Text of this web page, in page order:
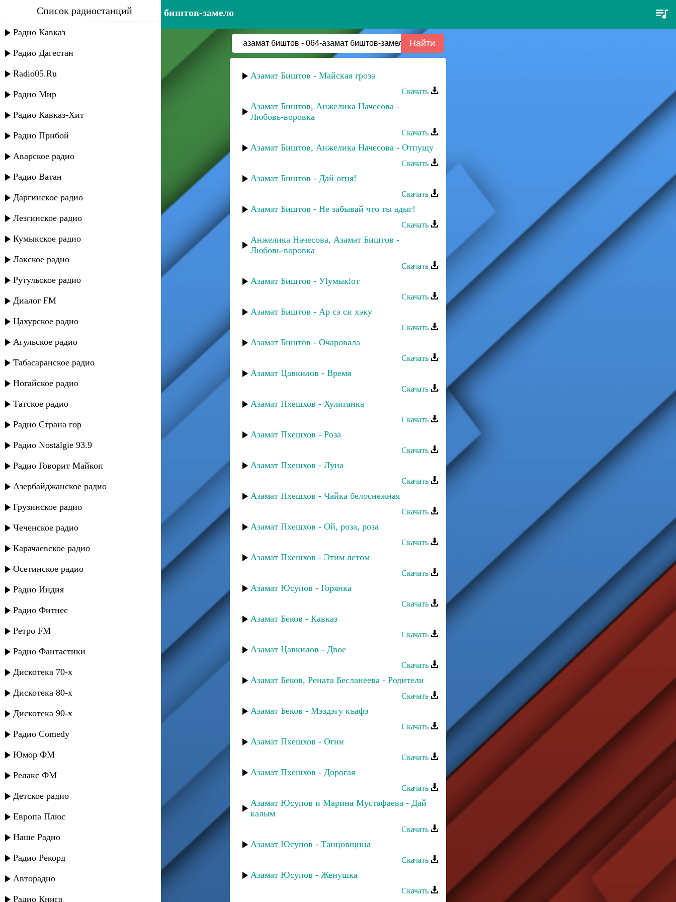
азамат биштов - 064-азамат биштов-замело
Список радиостанций
Радио Кавказ
Радио Дагестан
Radio05.Ru
Радио Мир
Радио Кавказ-Хит
Радио Прибой
Аварское радио
Радио Ватан
Даргинское радио
Лезгинское радио
Кумыкское радио
Лакское радио
Рутульское радио
Диалог FM
Цахурское радио
Агульское радио
Табасаранское радио
Ногайское радио
Татское радио
Радио Страна гор
Радио Nostalgie 93.9
Радио Говорит Майкоп
Азербайджанское радио
Грузинское радио
Чеченское радио
Карачаевское радио
Осетинское радио
Радио Индия
Радио Фитнес
Ретро FM
Радио Фантастики
Дискотека 70-х
Дискотека 80-х
Дискотека 90-х
Радио Comedy
Юмор ФМ
Релакс ФМ
Детское радио
Европа Плюс
Наше Радио
Радио Рекорд
Авторадио
Радио Книга
Азамат Биштов - Майская гроза
Скачать
Азамат Биштов, Анжелика Начесова -
Любовь-воровка
Скачать
Азамат Биштов, Анжелика Начесова - Отпущу
Скачать
Азамат Биштов - Дай огня!
Скачать
Азамат Биштов - Не забывай что ты адыг!
Скачать
Анжелика Начесова, Азамат Биштов -
Любовь-воровка
Скачать
Азамат Биштов - Уlумыкlот
Скачать
Азамат Биштов - Ар сэ си хэку
Скачать
Азамат Биштов - Очаровала
Скачать
Азамат Цавкилов - Время
Скачать
Азамат Пхешхов - Хулиганка
Скачать
Азамат Пхешхов - Роза
Скачать
Азамат Пхешхов - Луна
Скачать
Азамат Пхешхов - Чайка белоснежная
Скачать
Азамат Пхешхов - Ой, роза, роза
Скачать
Азамат Пхешхов - Этим летом
Скачать
Азамат Юсупов - Горянка
Скачать
Азамат Беков - Кавказ
Скачать
Азамат Цавкилов - Двое
Скачать
Азамат Беков, Рената Бесланеева - Родители
Скачать
Азамат Беков - Мэздэгу къафэ
Скачать
Азамат Пхешхов - Огни
Скачать
Азамат Пхешхов - Дорогая
Скачать
Азамат Юсупов и Марина Мустафаева - Дай
калым
Скачать
Азамат Юсупов - Танцовщица
Скачать
Азамат Юсупов - Женушка
Скачать